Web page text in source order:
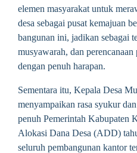
elemen masyarakat untuk
desa sebagai pusat kemajuan
bangunan ini, jadikan sebagai
musyawarah, dan
dengan penuh harapan.
Sementara itu, Kepala Desa
menyampaikan rasa syukur
penuh Pemerintah Kabupaten
Alokasi Dana Desa (ADD)
seluruh pembangunan kantor